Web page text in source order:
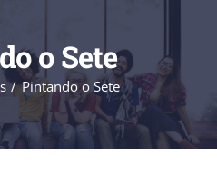
o Sete
Pintando o Sete